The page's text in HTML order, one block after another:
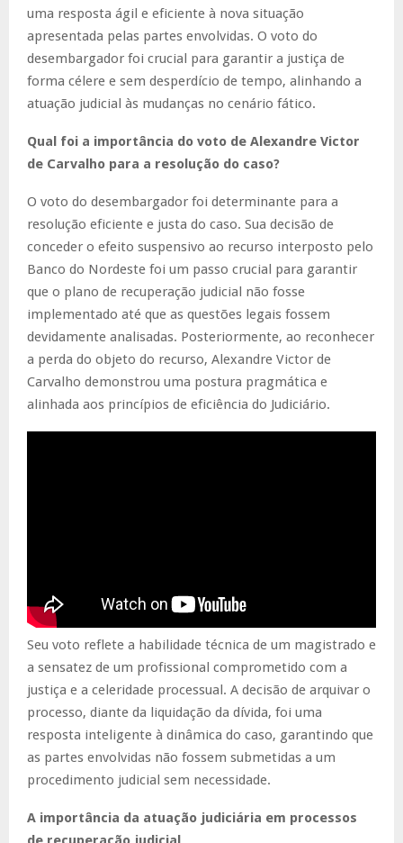
uma resposta ágil e eficiente à nova situação
apresentada pelas partes envolvidas. O voto do
desembargador foi crucial para garantir a justiça de
forma célere e sem desperdício de tempo, alinhando a
atuação judicial às mudanças no cenário fático.
Qual foi a importância do voto de Alexandre Victor
de Carvalho para a resolução do caso?
O voto do desembargador foi determinante para a
resolução eficiente e justa do caso. Sua decisão de
conceder o efeito suspensivo ao recurso interposto pelo
Banco do Nordeste foi um passo crucial para garantir
que o plano de recuperação judicial não fosse
implementado até que as questões legais fossem
devidamente analisadas. Posteriormente, ao reconhecer
a perda do objeto do recurso, Alexandre Victor de
Carvalho demonstrou uma postura pragmática e
alinhada aos princípios de eficiência do Judiciário.
Seu voto reflete a habilidade técnica de um magistrado e
a sensatez de um profissional comprometido com a
justiça e a celeridade processual. A decisão de arquivar o
processo, diante da liquidação da dívida, foi uma
resposta inteligente à dinâmica do caso, garantindo que
as partes envolvidas não fossem submetidas a um
procedimento judicial sem necessidade.
A importância da atuação judiciária em processos